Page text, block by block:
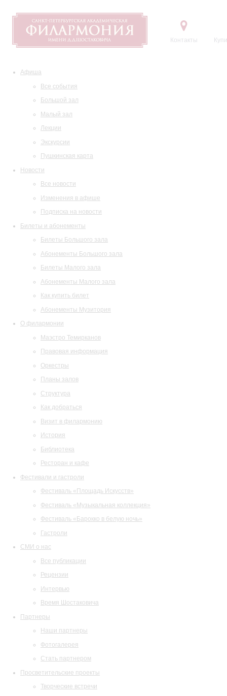
Контакты
Афиша
Все события
Большой зал
Малый зал
Лекции
Экскурсии
Пушкинская карта
Новости
Все новости
Изменения в афише
Подписка на новости
Билеты и абонементы
Билеты Большого зала
Абонементы Большого зала
Билеты Малого зала
Абонементы Малого зала
Как купить билет
Абонементы Музитория
О филармонии
Маэстро Темирканов
Правовая информация
Оркестры
Планы залов
Структура
Как добраться
Визит в филармонию
История
Библиотека
Ресторан и кафе
Фестивали и гастроли
Фестиваль «Площадь Искусств»
Фестиваль «Музыкальная коллекция»
Фестиваль «Барокко в белую ночь»
Гастроли
СМИ о нас
Все публикации
Рецензии
Интервью
Время Шостаковича
Партнеры
Наши партнеры
Фотогалерея
Стать партнером
Просветительские проекты
Творческие встречи